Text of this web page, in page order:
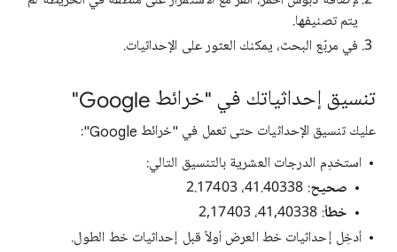
يتم تصنيفها.
في مربّع البحث، يمكنك العثور على الإحداثيات.
تنسيق إحداثياتك في "خرائط Google"
عليك تنسيق الإحداثيات حتى تعمل في "خرائط Google":
استخدِم الدرجات العشرية بالتنسيق التالي:
صحيح: 41.40338، 2.17403
خطأ: 41,40338، 2,17403
أدخِل إحداثيات خط العرض أولاً قبل إحداثيات خط الطول.